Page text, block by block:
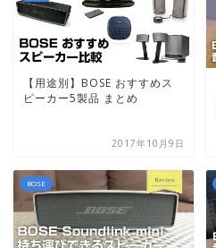
【用途別】BOSE おすすめス
ピーカー5製品 まとめ
2017年10月9日
BOSE